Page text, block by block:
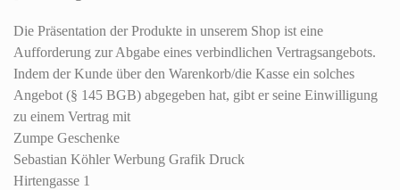
Die Präsentation der Produkte in unserem Shop ist eine
Aufforderung zur Abgabe eines verbindlichen Vertragsangebots.
Indem der Kunde über den Warenkorb/die Kasse ein solches
Angebot (§ 145 BGB) abgegeben hat, gibt er seine Einwilligung
zu einem Vertrag mit
Zumpe Geschenke
Sebastian Köhler Werbung Grafik Druck
Hirtengasse 1